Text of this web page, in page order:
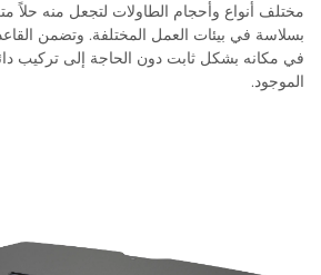
مختلف أنواع وأحجام الطاولات لتجعل منه حلاً
بسلاسة في بيئات العمل المختلفة. وتضمن
في مكانه بشكل ثابت دون الحاجة إلى تركيب
الموجود.